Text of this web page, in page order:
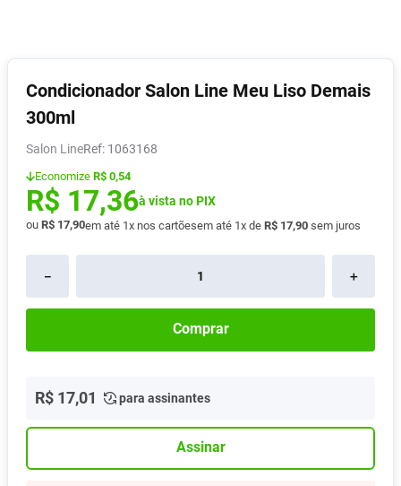
Condicionador Salon Line Meu Liso Demais
300ml
Salon Line : 1063168
Economize R$ 0,54
R$ 17,36à vista no PIX
ou R$ 17,90em até 1x nos cartõesem até 1x de R$ 17,90 sem juros
＋
－
Comprar
R$ 17,01 para assinantes
Assinar
5º Fralda G
6º Desodorante
7º
8 º Absorvente
9º Pampers Confort Sec
10 Lavitan